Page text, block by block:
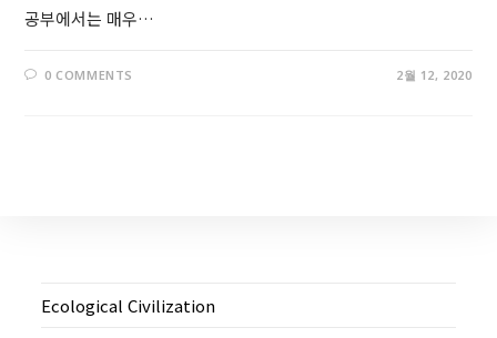
공부에서는 매우…
0 COMMENTS 2월 12, 2020
Ecological Civilization